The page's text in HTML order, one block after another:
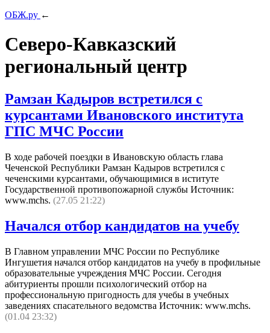
ОБЖ.ру ←
Северо-Кавказский
региональный центр
Рамзан Кадыров встретился с
курсантами Ивановского института
ГПС МЧС России
В ходе рабочей поездки в Ивановскую область глава
Чеченской Республики Рамзан Кадыров встретился с
чеченскими курсантами, обучающимися в иституте
Государственной противопожарной службы Источник:
www.mchs. (27.05 21:22)
Начался отбор кандидатов на учебу
В Главном управлении МЧС России по Республике
Ингушетия начался отбор кандидатов на учебу в профильные
образовательные учреждения МЧС России. Сегодня
абитуриенты прошли психологический отбор на
профессиональную пригодность для учебы в учебных
заведениях спасательного ведомства Источник: www.mchs.
(01.04 23:32)